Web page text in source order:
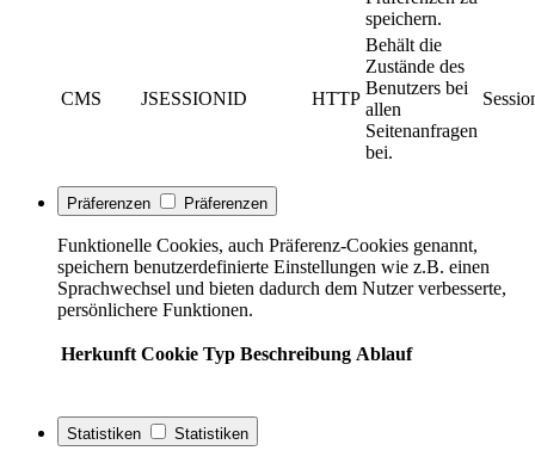
speichern.
CMS JSESSIONID HTTP
Behält die
Zustände des
Benutzers bei
allen
Seitenanfragen
bei.
Präferenzen Präferenzen
Funktionelle Cookies, auch Präferenz-Cookies genannt,
speichern benutzerdefinierte Einstellungen wie z.B. einen
Sprachwechsel und bieten dadurch dem Nutzer verbesserte,
persönlichere Funktionen.
Herkunft Cookie Typ Beschreibung Ablauf
Statistiken Statistiken